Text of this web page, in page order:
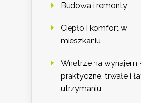
Budowa i remonty
Ciepło i komfort w
mieszkaniu
Wnętrze na wynajem
praktyczne, trwałe i
utrzymaniu